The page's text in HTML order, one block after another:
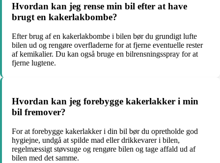
Hvordan kan jeg rense min bil efter at have
brugt en kakerlakbombe?
Efter brug af en kakerlakbombe i bilen bør du grundigt lufte
bilen ud og rengøre overfladerne for at fjerne eventuelle rester
af kemikalier. Du kan også bruge en bilrensningsspray for at
fjerne lugtene.
Hvordan kan jeg forebygge kakerlakker i min
bil fremover?
For at forebygge kakerlakker i din bil bør du opretholde god
hygiejne, undgå at spilde mad eller drikkevarer i bilen,
regelmæssigt støvsuge og rengøre bilen og tage affald ud af
bilen med det samme.